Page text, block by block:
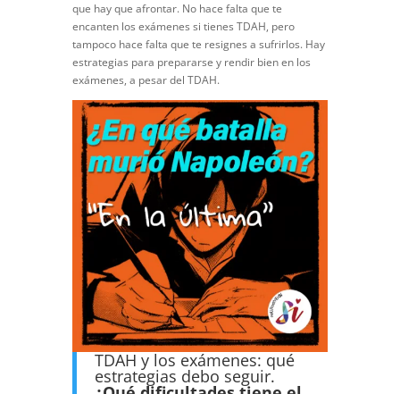
que hay que afrontar. No hace falta que te
encanten los exámenes si tienes TDAH, pero
tampoco hace falta que te resignes a sufrirlos. Hay
estrategias para prepararse y rendir bien en los
exámenes, a pesar del TDAH.
TDAH y los exámenes: qué
estrategias debo seguir.